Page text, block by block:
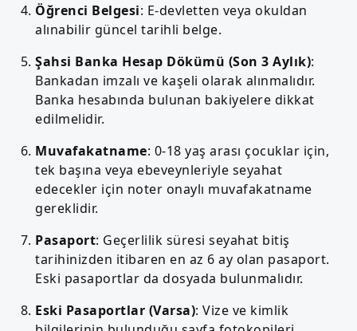
Öğrenci Belgesi: E-devletten veya okuldan
alınabilir güncel tarihli belge.
Şahsi Banka Hesap Dökümü (Son 3 Aylık):
Bankadan imzalı ve kaşeli olarak alınmalıdır.
Banka hesabında bulunan bakiyelere dikkat
edilmelidir.
Muvafakatname: 0-18 yaş arası çocuklar için,
tek başına veya ebeveynleriyle seyahat
edecekler için noter onaylı muvafakatname
gereklidir.
Pasaport: Geçerlilik süresi seyahat bitiş
tarihinizden itibaren en az 6 ay olan pasaport.
Eski pasaportlar da dosyada bulunmalıdır.
Eski Pasaportlar (Varsa): Vize ve kimlik